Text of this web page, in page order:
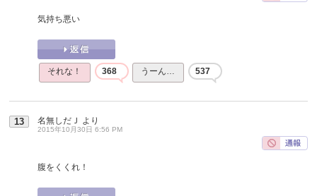
気持ち悪い
それな！ 368 うーん… 537
13 名無しだＪ より
2015年10月30日 6:56 PM
腹をくくれ！